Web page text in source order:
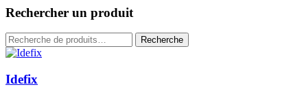
Rechercher un produit
Recherche
Idefix